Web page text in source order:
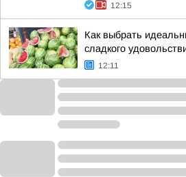
12:15
Как выбрать
сладкого
12:11